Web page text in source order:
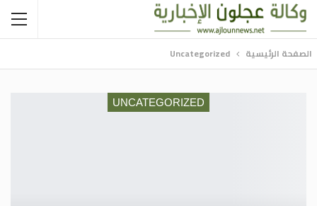
الصفحة الرئيسية Uncategorized
UNCATEGORIZED